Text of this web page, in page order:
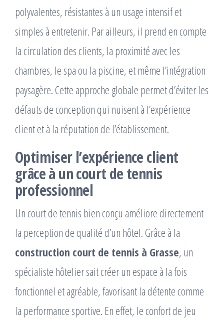
polyvalentes, résistantes à un usage intensif et
simples à entretenir. Par ailleurs, il prend en compte
la circulation des clients, la proximité avec les
chambres, le spa ou la piscine, et même l’intégration
paysagère. Cette approche globale permet d’éviter les
défauts de conception qui nuisent à l’expérience
client et à la réputation de l’établissement.
Optimiser l’expérience client
grâce à un court de tennis
professionnel
Un court de tennis bien conçu améliore directement
la perception de qualité d’un hôtel. Grâce à la
construction court de tennis à Grasse, un
spécialiste hôtelier sait créer un espace à la fois
fonctionnel et agréable, favorisant la détente comme
la performance sportive. En effet, le confort de jeu